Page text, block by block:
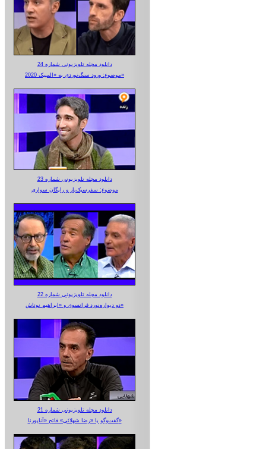
دانلود مجله تلویزیونی شماره 24
موضوع: ورود سنگ‌نوردی به «المپیک 2020»
دانلود مجله تلویزیونی شماره 23
موضوع: سفرسبک‌بار و رایگان سواری
دانلود مجله تلویزیونی شماره 22
دو دیواره‌نورد فرانسوی و «ابراهیم نوتاش»
دانلود مجله تلویزیونی شماره 21
گفت‌وگو با «رضا شهلائی» فاتح «آناپورنا»